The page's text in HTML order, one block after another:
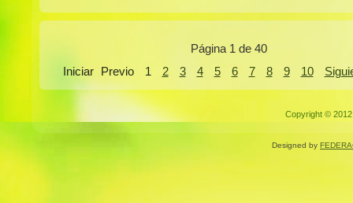
Página 1 de 40
Iniciar
Previo 1 2 3 4 5 6 7 8 9 10
Copyright ©
Designed by